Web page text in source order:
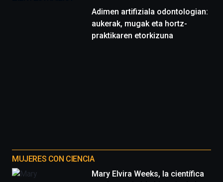
Adimen artifiziala odontologian:
aukerak, mugak eta hortz-
praktikaren etorkizuna
MUJERES CON CIENCIA
Mary Elvira Weeks, la científica